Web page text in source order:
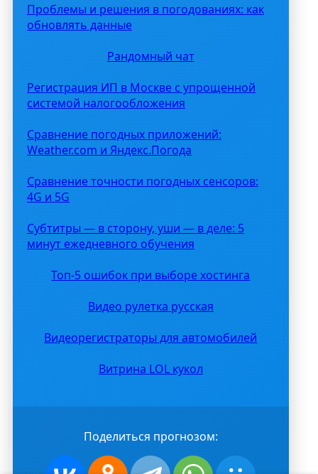
Проблемы и решения в погодованиях: как
обновлять данные
Рандомный чат
Регистрация ИП в Москве с упрощенной
системой налогообложения
Сравнение погодных приложений:
Weather.com и Яндекс.Погода
Сравнение точности погодных сенсоров:
4G и 5G
Субтитры — в сторону, уши — в деле: 5
минут ежедневного обучения
Топ-5 ошибок при выборе хостинга
Видео рулетка русская
Видеорегистраторы для автомобилей
Витрина LOL кукол
Поделиться прогнозом: